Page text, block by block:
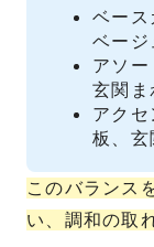
ベース
ベージ
アソ
玄関ま
アク
板、玄
このバランス
い、調和の取